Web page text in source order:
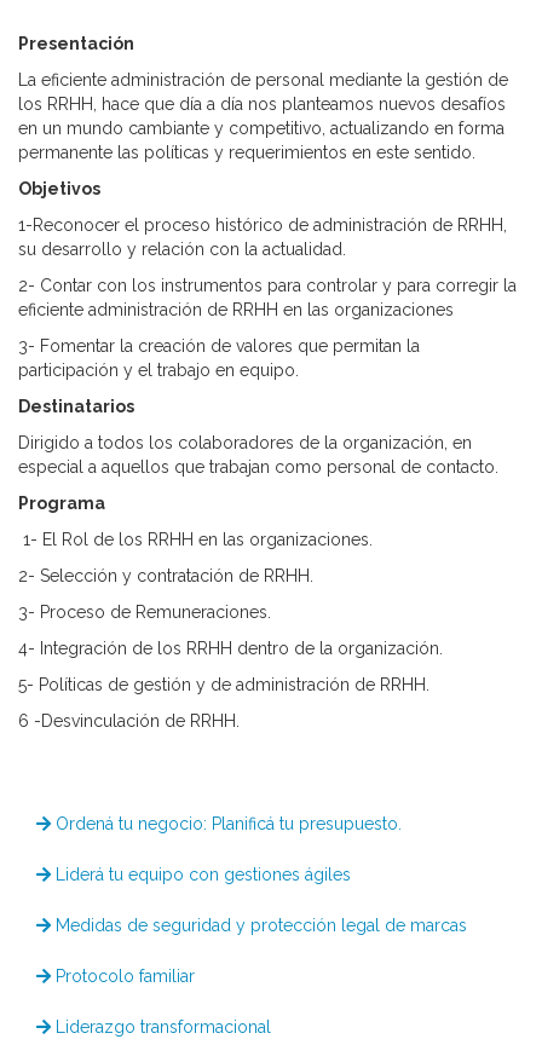
Presentación
La eficiente administración de personal mediante la gestión de
los RRHH, hace que día a día nos planteamos nuevos desafíos
en un mundo cambiante y competitivo, actualizando en forma
permanente las políticas y requerimientos en este sentido.
Objetivos
1-Reconocer el proceso histórico de administración de RRHH,
su desarrollo y relación con la actualidad.
2- Contar con los instrumentos para controlar y para corregir la
eficiente administración de RRHH en las organizaciones
3- Fomentar la creación de valores que permitan la
participación y el trabajo en equipo.
Destinatarios
Dirigido a todos los colaboradores de la organización, en
especial a aquellos que trabajan como personal de contacto.
Programa
1- El Rol de los RRHH en las organizaciones.
2- Selección y contratación de RRHH.
3- Proceso de Remuneraciones.
4- Integración de los RRHH dentro de la organización.
5- Políticas de gestión y de administración de RRHH.
6 -Desvinculación de RRHH.
Ordená tu negocio: Planificá tu presupuesto.
Liderá tu equipo con gestiones ágiles
Medidas de seguridad y protección legal de marcas
Protocolo familiar
Liderazgo transformacional